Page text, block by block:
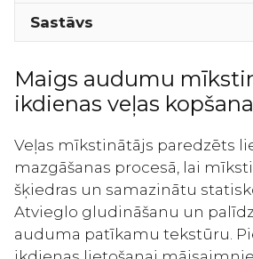
Sastāvs
Maigs audumu
ikdienas veļas
Veļas mīkstinātājs paredzēts
mazgāšanas procesā, lai
šķiedras un samazinātu
Atvieglo gludināšanu un
auduma patīkamu tekstūru.